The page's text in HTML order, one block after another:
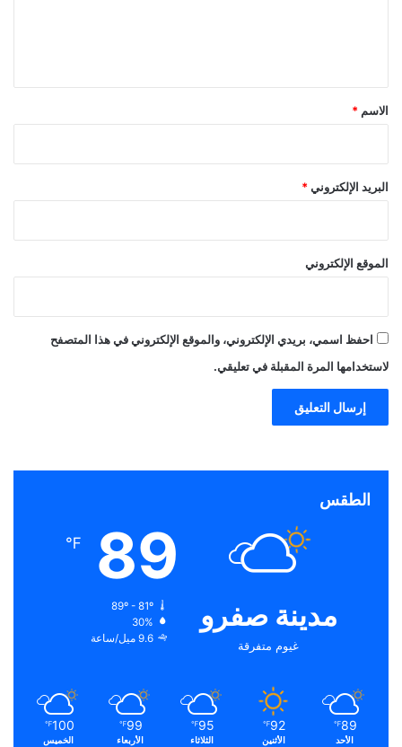
*
الاسم *
البريد الإلكتروني *
الموقع الإلكتروني
احفظ اسمي، بريدي الإلكتروني، والموقع الإلكتروني في هذا المتصفح
لاستخدامها المرة المقبلة في تعليقي.
الطقس
مدينة صفرو
غيوم متفرقة
89
℉
89º - 81º
30%
9.6 ميل/ساعة
89
℉
الأحد
92
℉
الأثنين
95
℉
الثلاثاء
99
℉
الأربعاء
100
℉
الخميس